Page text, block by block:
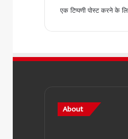
एक टिप्पणी पोस्ट करने के
About